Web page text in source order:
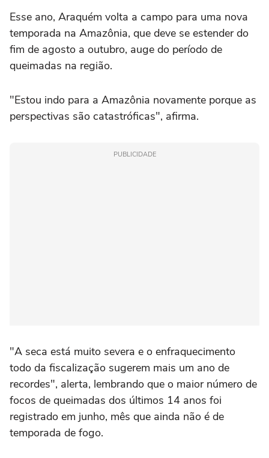
Esse ano, Araquém volta a campo para uma nova
temporada na Amazônia, que deve se estender do
fim de agosto a outubro, auge do período de
queimadas na região.
"Estou indo para a Amazônia novamente porque as
perspectivas são catastróficas", afirma.
PUBLICIDADE
"A seca está muito severa e o enfraquecimento
todo da fiscalização sugerem mais um ano de
recordes", alerta, lembrando que o maior número de
focos de queimadas dos últimos 14 anos foi
registrado em junho, mês que ainda não é de
temporada de fogo.